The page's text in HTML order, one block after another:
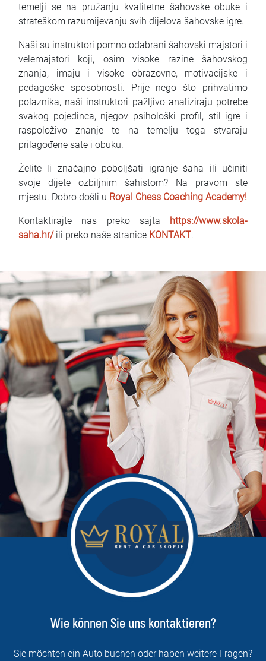
ENGLISH
DEUTSCH
temelji se na pružanju kvalitetne šahovske obuke i
strateškom razumijevanju svih dijelova šahovske igre.
Naši su instruktori pomno odabrani šahovski majstori i
velemajstori koji, osim visoke razine šahovskog
znanja, imaju i visoke obrazovne, motivacijske i
pedagoške sposobnosti. Prije nego što prihvatimo
polaznika, naši instruktori pažljivo analiziraju potrebe
svakog pojedinca, njegov psihološki profil, stil igre i
raspoloživo znanje te na temelju toga stvaraju
prilagođene sate i obuku.
Želite li značajno poboljšati igranje šaha ili učiniti
svoje dijete ozbiljnim šahistom? Na pravom ste
mjestu. Dobro došli u Royal Chess Coaching Academy!
Kontaktirajte nas preko sajta https://www.skola-
saha.hr/ili preko naše stranice KONTAKT.
Wie können Sie uns kontaktieren?
Sie möchten ein Auto buchen oder haben weitere Fragen?